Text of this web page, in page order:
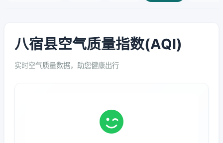
八宿县空气质量指数(AQI)
实时空气质量数据，助您健康出行